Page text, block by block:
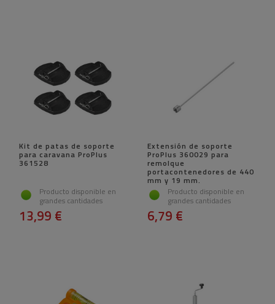
Kit de patas de soporte
para caravana ProPlus
361528
Producto disponible en
grandes cantidades
13,99 €
Extensión de soporte
ProPlus 360029 para
remolque
portacontenedores de 440
mm y 19 mm.
Producto disponible en
grandes cantidades
6,79 €